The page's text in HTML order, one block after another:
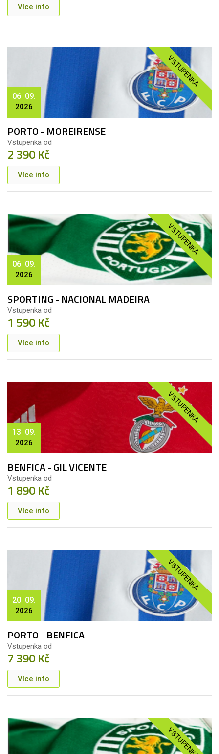
Více info
VSTUPENKA
06. 09.
2026
PORTO - MOREIRENSE
Vstupenka od
2 390 Kč
Více info
VSTUPENKA
06. 09.
2026
SPORTING - NACIONAL MADEIRA
Vstupenka od
1 590 Kč
Více info
VSTUPENKA
13. 09.
2026
BENFICA - GIL VICENTE
Vstupenka od
1 890 Kč
Více info
VSTUPENKA
20. 09.
2026
PORTO - BENFICA
Vstupenka od
7 390 Kč
Více info
VSTUPENKA